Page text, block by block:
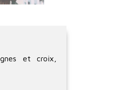
et croix,